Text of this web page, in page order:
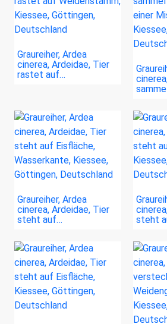
Graureiher, Ardea
cinerea, Ardeidae, Tier
rastet auf…
Graureiher, Ardea
cinerea, Ardeidae, Tier
steht auf…
steht